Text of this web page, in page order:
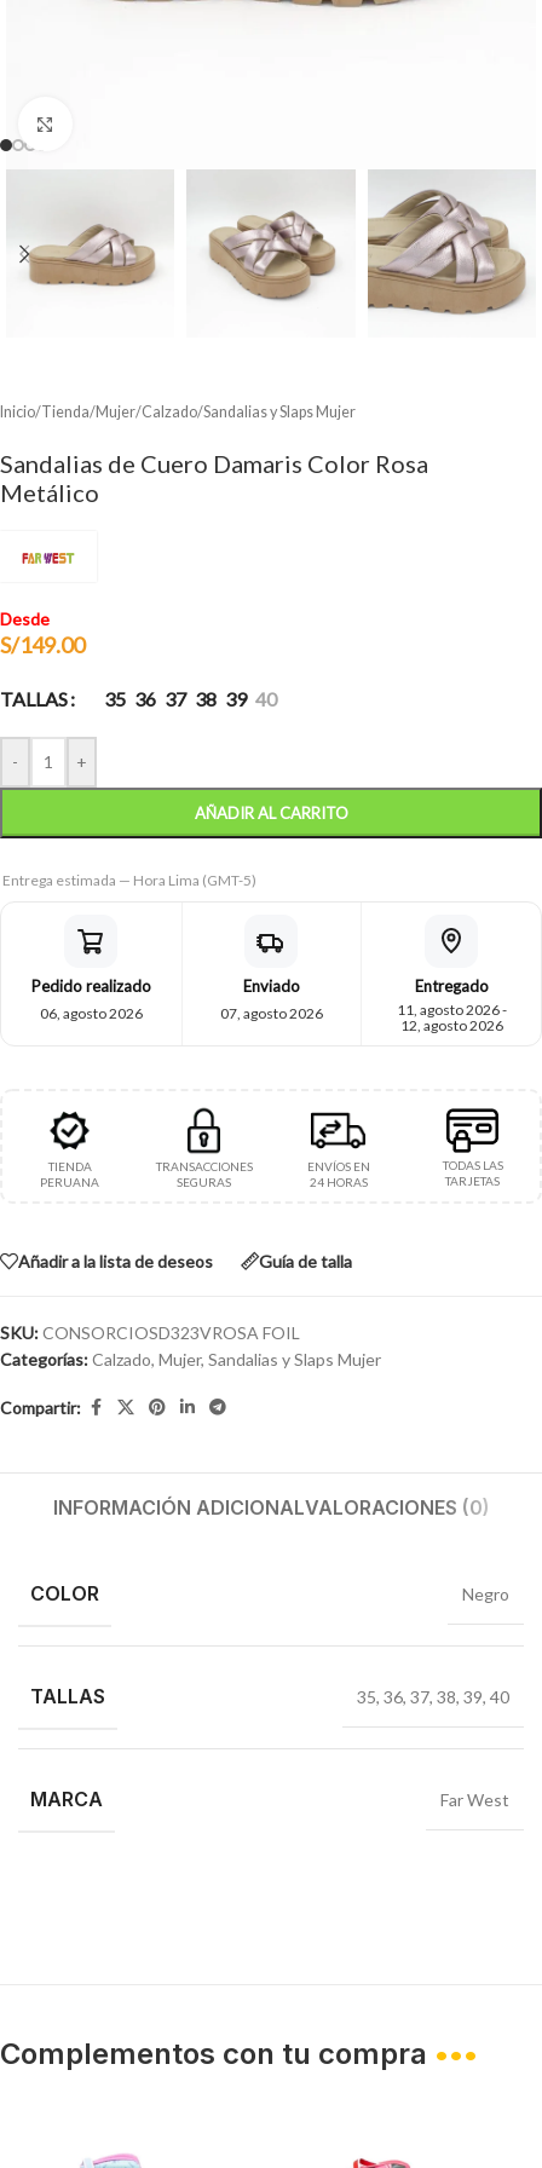
Inicio/Tienda/Mujer/Calzado/Sandalias y Slaps Mujer
Sandalias de Cuero Damaris Color Rosa
Metálico
Desde
S/149.00
TALLAS 35 36 37 38 39 40
- +
AÑADIR AL CARRITO
Entrega estimada — Hora Lima (GMT-5)
Pedido realizado
06, agosto 2026
Enviado
07, agosto 2026
Entregado
11, agosto 2026 -
12, agosto 2026
TIENDA
PERUANA
TRANSACCIONES
SEGURAS
ENVÍOS EN
24 HORAS
TODAS LAS
TARJETAS
Añadir a la lista de deseos Guía de talla
SKU:CONSORCIOSD323VROSA FOIL
Categorías:Calzado, Mujer, Sandalias y Slaps Mujer
Compartir:
INFORMACIÓN ADICIONALVALORACIONES (0)
COLOR Negro
TALLAS 35, 36, 37, 38, 39, 40
MARCA Far West
Complementos con tu compra •••